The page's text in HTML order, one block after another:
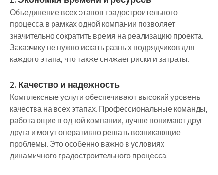
Объединение всех этапов градостроительного
процесса в рамках одной компании позволяет
значительно сократить время на реализацию проекта.
Заказчику не нужно искать разных подрядчиков для
каждого этапа, что также снижает риски и затраты.
2. Качество и надежность
Комплексные услуги обеспечивают высокий уровень
качества на всех этапах. Профессиональные команды,
работающие в одной компании, лучше понимают друг
друга и могут оперативно решать возникающие
проблемы. Это особенно важно в условиях
динамичного градостроительного процесса.